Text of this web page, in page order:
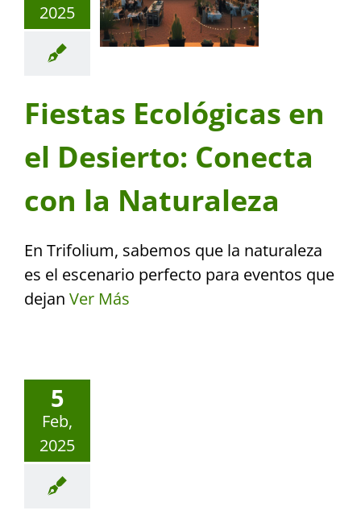
2025
Fiestas Ecológicas en
el Desierto: Conecta
con la Naturaleza
En Trifolium, sabemos que la naturaleza
es el escenario perfecto para eventos que
dejan Ver Más
5
Feb,
2025